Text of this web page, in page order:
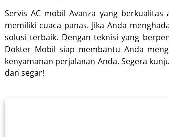
Servis AC mobil Avanza yang
memiliki cuaca panas. Jika Anda
solusi terbaik. Dengan teknisi yang
Dokter Mobil siap membantu Anda
kenyamanan perjalanan Anda. Segera
dan segar!